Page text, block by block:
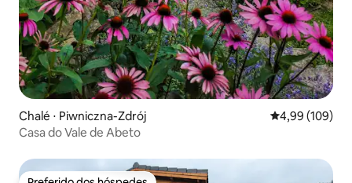
Chalé ⋅ Piwniczna-Zdrój 4,99 de uma
4,99 (109)
Casa do Vale de Abeto